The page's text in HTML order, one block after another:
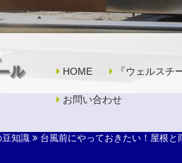
HOME 『ウェルスチ
お問い合わせ
豆知識 台風前にやっておきたい！屋根と